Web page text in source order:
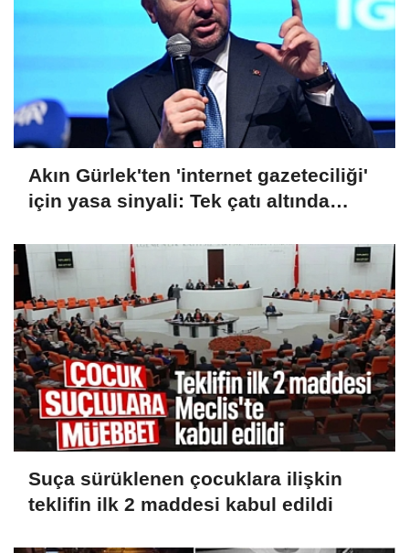
Akın Gürlek'ten 'internet gazeteciliği'
için yasa sinyali: Tek çatı altında
Suça sürüklenen çocuklara ilişkin
teklifin ilk 2 maddesi kabul edildi